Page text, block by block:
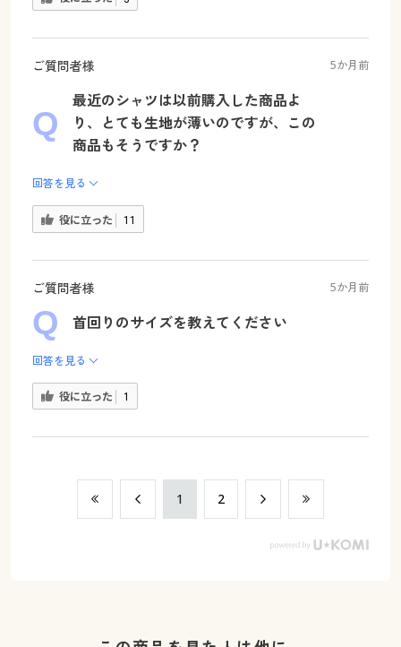
ご質問者様 5か月前
最近のシャツは以前購入した商品よ
り、とても生地が薄いのですが、この
商品もそうですか？
回答を見る
役に立った 11
ご質問者様 5か月前
首回りのサイズを教えてください
回答を見る
役に立った 1
​1 ​2